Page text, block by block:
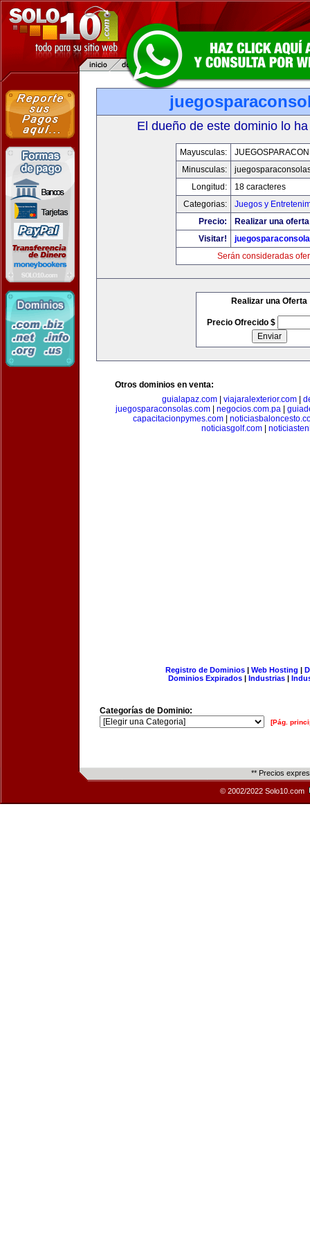
El dueño de este dominio lo
Mayusculas:
Minusculas:
Longitud:
18 caracteres
Categorias:
Juegos y
Precio:
Realizar una
Visitar!
Serán consideradas
Realizar una Oferta
Precio Ofrecido $
Otros dominios en venta:
guialapaz.com
viajaralexterior.com
juegosparaconsolas.com| negocios.com.pa|
capacitacionpymes.com|
noticiasgolf.com|
Registro de Dominios| Web Hosting |
Dominios Expirados | Industrias |
Categorías de Dominio:
[Pág.
** Precios
© 2002/2022 Solo10.com